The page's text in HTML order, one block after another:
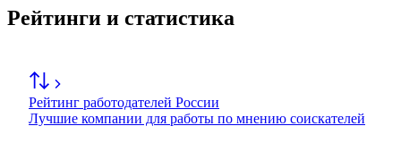
Рейтинги и статистика
Рейтинг работодателей России
Лучшие компании для работы по мнению соискателей